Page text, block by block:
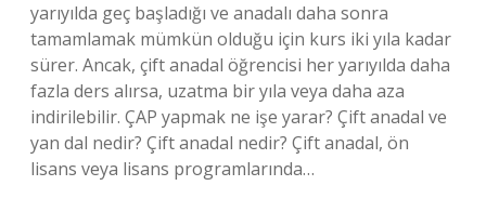
yarıyılda geç başladığı ve anadalı daha sonra
tamamlamak mümkün olduğu için kurs iki yıla kadar
sürer. Ancak, çift anadal öğrencisi her yarıyılda daha
fazla ders alırsa, uzatma bir yıla veya daha aza
indirilebilir. ÇAP yapmak ne işe yarar? Çift anadal ve
yan dal nedir? Çift anadal nedir? Çift anadal, ön
lisans veya lisans programlarında…